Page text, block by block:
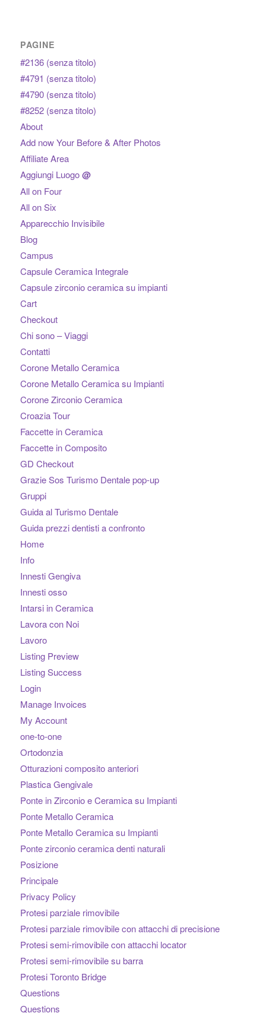
PAGINE
#2136 (senza titolo)
#4791 (senza titolo)
#4790 (senza titolo)
#8252 (senza titolo)
About
Add now Your Before & After Photos
Affiliate Area
Aggiungi Luogo@
All on Four
All on Six
Apparecchio Invisibile
Blog
Campus
Capsule Ceramica Integrale
Capsule zirconio ceramica su impianti
Cart
Checkout
Chi sono – Viaggi
Contatti
Corone Metallo Ceramica
Corone Metallo Ceramica su Impianti
Corone Zirconio Ceramica
Croazia Tour
Faccette in Ceramica
Faccette in Composito
GD Checkout
Grazie Sos Turismo Dentale pop-up
Gruppi
Guida al Turismo Dentale
Guida prezzi dentisti a confronto
Home
Info
Innesti Gengiva
Innesti osso
Intarsi in Ceramica
Lavora con Noi
Lavoro
Listing Preview
Listing Success
Login
Manage Invoices
My Account
one-to-one
Ortodonzia
Otturazioni composito anteriori
Plastica Gengivale
Ponte in Zirconio e Ceramica su Impianti
Ponte Metallo Ceramica
Ponte Metallo Ceramica su Impianti
Ponte zirconio ceramica denti naturali
Posizione
Principale
Privacy Policy
Protesi parziale rimovibile
Protesi parziale rimovibile con attacchi di precisione
Protesi semi-rimovibile con attacchi locator
Protesi semi-rimovibile su barra
Protesi Toronto Bridge
Questions
Questions